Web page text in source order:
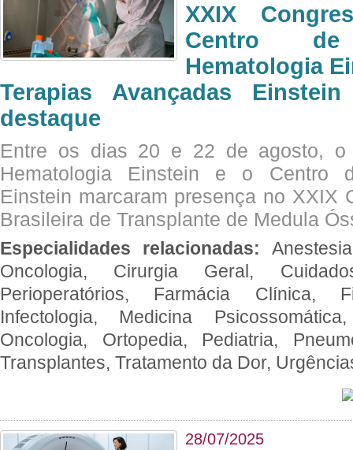
XXIX
Centro
Hematologia
Terapias Avançadas
destaque
Entre os dias 20 e 22 de agosto, o
Hematologia Einstein e o Centro
Einstein marcaram presença no XXIX
Brasileira de Transplante de Medula
Especialidades relacionadas:
Oncologia, Cirurgia Geral,
Perioperatórios, Farmácia Clínica,
Infectologia, Medicina
Oncologia, Ortopedia, Pediatria,
Transplantes, Tratamento da Dor,
28/07/2025